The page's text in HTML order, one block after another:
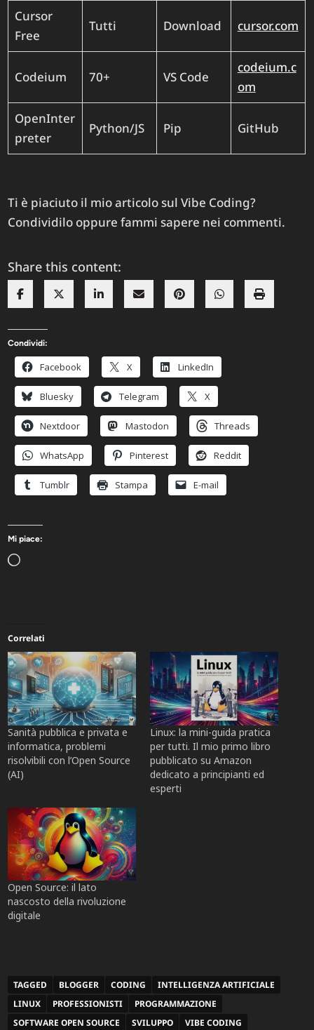
Cursor
Free
Tutti Download cursor.com
Codeium 70+ VS Code
codeium.c
om
OpenInter
preter
Python/JS Pip GitHub
Ti è piaciuto il mio articolo sul Vibe Coding?
Condividilo oppure fammi sapere nei commenti.
Share this content:
Condividi:
Facebook X LinkedIn
Bluesky Telegram X
Nextdoor Mastodon Threads
WhatsApp Pinterest Reddit
Tumblr Stampa E-mail
Mi piace:
Caricamento
Correlati
Sanità pubblica e privata e
informatica, problemi
risolvibili con l’Open Source
(AI)
Linux: la mini-guida pratica
per tutti. Il mio primo libro
pubblicato su Amazon
dedicato a principianti ed
esperti
Open Source: il lato
nascosto della rivoluzione
digitale
TAGGED BLOGGER CODING
INTELLIGENZA ARTIFICIALE
LINUX
PROFESSIONISTI
PROGRAMMAZIONE
SOFTWARE OPEN SOURCE
SVILUPPO VIBE CODING